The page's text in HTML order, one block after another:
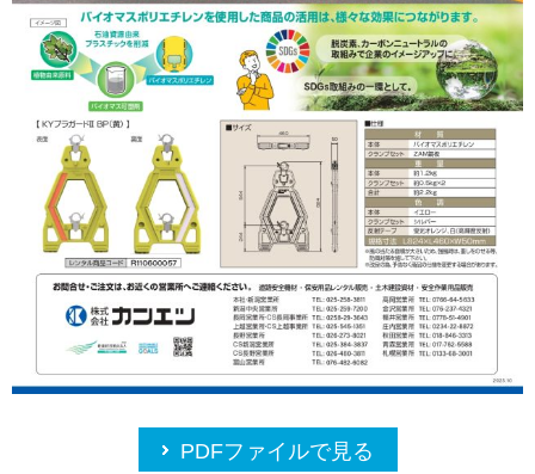
PDFファイルで見る